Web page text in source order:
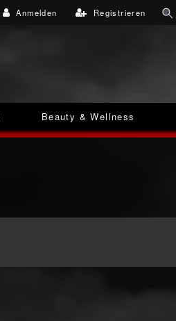
Anmelden Registrieren
Beauty & Wellness